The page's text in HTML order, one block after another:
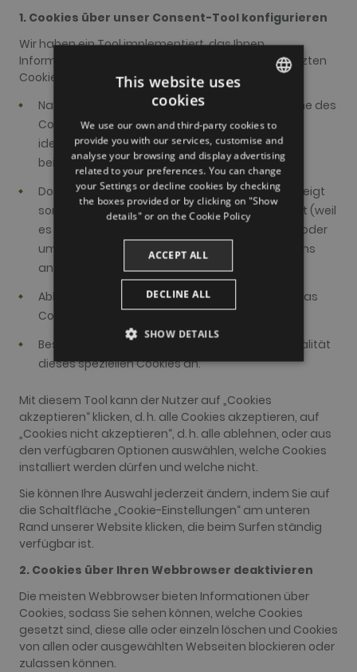
1. Cookies über unser Consent-Tool konfigurieren
Wir haben ein Tool implementiert, das Ihnen
Informationen über die von unserer Website gesetzten
Cookies liefert. Dort finden Sie folgende Angaben:
Name des Cookies: Dies ist der technische Name des
Cookies und dient dazu, es in Ihrem Browser zu
identifizieren und zu lokalisieren, falls Sie es
beispielsweise manuell löschen möchten.
Domain: Gibt die Herkunft des Cookies an und zeigt
somit, ob es sich um ein eigenes Cookie handelt (weil
es von einer Domain stammt, die wir besitzen) oder
um ein Drittanbieter-Cookie (weil es von Domains
anderer Personen stammt).
Ablaufdatum: Der Zeitraum, während dessen das
Cookie auf Ihrem Gerät installiert bleibt.
Beschreibung: Gibt den Zweck und die Funktionalität
dieses speziellen Cookies an.
Mit diesem Tool kann der Nutzer auf „Cookies
akzeptieren“ klicken, d. h. alle Cookies akzeptieren, auf
„Cookies nicht akzeptieren“, d. h. alle ablehnen, oder aus
den verfügbaren Optionen auswählen, welche Cookies
installiert werden dürfen und welche nicht.
Sie können Ihre Auswahl jederzeit ändern, indem Sie auf
die Schaltfläche „Cookie-Einstellungen“ am unteren
Rand unserer Website klicken, die beim Surfen ständig
verfügbar ist.
2. Cookies über Ihren Webbrowser deaktivieren
Die meisten Webbrowser bieten Informationen über
Cookies, sodass Sie sehen können, welche Cookies
gesetzt sind, diese alle oder einzeln löschen und Cookies
von allen oder ausgewählten Webseiten blockieren oder
zulassen können.
SPANISH
ENGLISH
FRENCH
CATALAN
This website uses
cookies
We use our own and third-party cookies to
provide you with our services, customise and
analyse your browsing and display advertising
related to your preferences. You can change
your Settings or decline cookies by checking
the boxes provided or by clicking on "Show
details" or on the Cookie Policy
ACCEPT ALL
DECLINE ALL
SHOW DETAILS
PERFORMANCE
TARGETING
FUNCTIONALITY
Performance Targeting Functionality
Performance cookies are used to see how
Those cookies cannot be used to directly
Name
Provider / Domain Expiration
_ga
Google LLC
.golfperalada.com
2 years
This cookie
name is